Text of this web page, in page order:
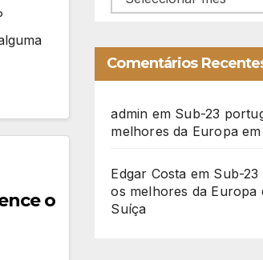
o
Comentários
admin em Sub-23
melhores da Europa
Edgar Costa em Sub-
os melhores da Europa
Suíça